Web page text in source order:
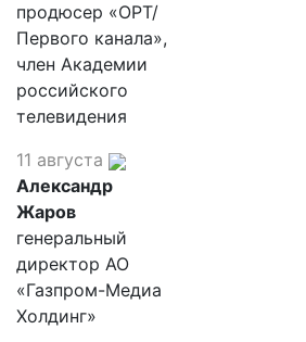
продюсер «ОРТ/
Первого канала»,
член Академии
российского
телевидения
11 августа
Александр
Жаров
генеральный
директор АО
«Газпром-Медиа
Холдинг»